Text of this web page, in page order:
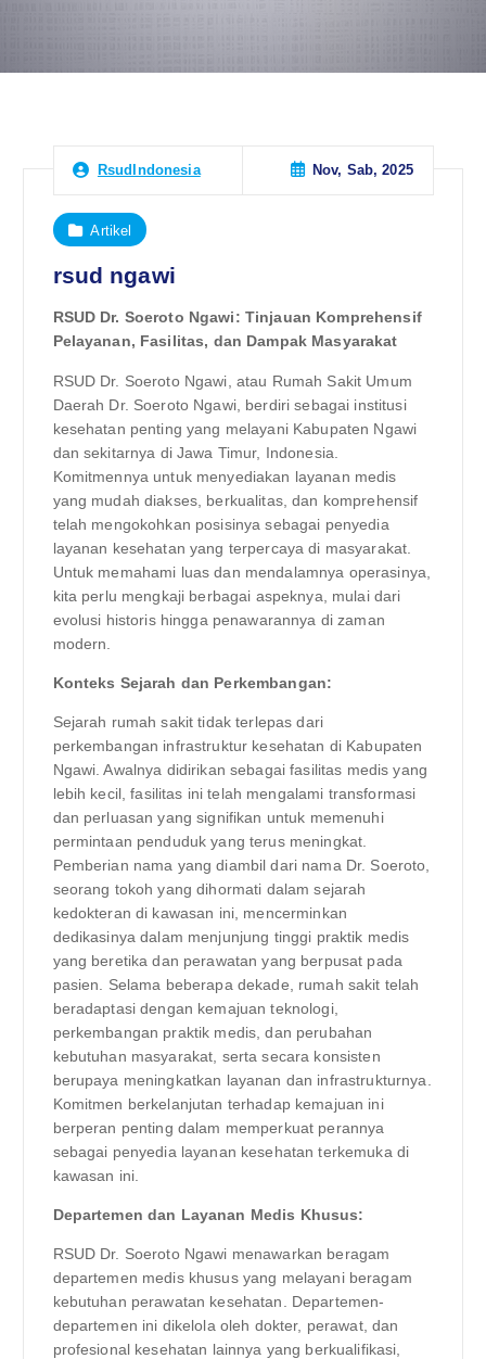
RsudIndonesia Nov, Sab, 2025
Artikel
rsud ngawi
RSUD Dr. Soeroto Ngawi: Tinjauan Komprehensif
Pelayanan, Fasilitas, dan Dampak Masyarakat
RSUD Dr. Soeroto Ngawi, atau Rumah Sakit Umum
Daerah Dr. Soeroto Ngawi, berdiri sebagai institusi
kesehatan penting yang melayani Kabupaten Ngawi
dan sekitarnya di Jawa Timur, Indonesia.
Komitmennya untuk menyediakan layanan medis
yang mudah diakses, berkualitas, dan komprehensif
telah mengokohkan posisinya sebagai penyedia
layanan kesehatan yang terpercaya di masyarakat.
Untuk memahami luas dan mendalamnya operasinya,
kita perlu mengkaji berbagai aspeknya, mulai dari
evolusi historis hingga penawarannya di zaman
modern.
Konteks Sejarah dan Perkembangan:
Sejarah rumah sakit tidak terlepas dari
perkembangan infrastruktur kesehatan di Kabupaten
Ngawi. Awalnya didirikan sebagai fasilitas medis yang
lebih kecil, fasilitas ini telah mengalami transformasi
dan perluasan yang signifikan untuk memenuhi
permintaan penduduk yang terus meningkat.
Pemberian nama yang diambil dari nama Dr. Soeroto,
seorang tokoh yang dihormati dalam sejarah
kedokteran di kawasan ini, mencerminkan
dedikasinya dalam menjunjung tinggi praktik medis
yang beretika dan perawatan yang berpusat pada
pasien. Selama beberapa dekade, rumah sakit telah
beradaptasi dengan kemajuan teknologi,
perkembangan praktik medis, dan perubahan
kebutuhan masyarakat, serta secara konsisten
berupaya meningkatkan layanan dan infrastrukturnya.
Komitmen berkelanjutan terhadap kemajuan ini
berperan penting dalam memperkuat perannya
sebagai penyedia layanan kesehatan terkemuka di
kawasan ini.
Departemen dan Layanan Medis Khusus:
RSUD Dr. Soeroto Ngawi menawarkan beragam
departemen medis khusus yang melayani beragam
kebutuhan perawatan kesehatan. Departemen-
departemen ini dikelola oleh dokter, perawat, dan
profesional kesehatan lainnya yang berkualifikasi,